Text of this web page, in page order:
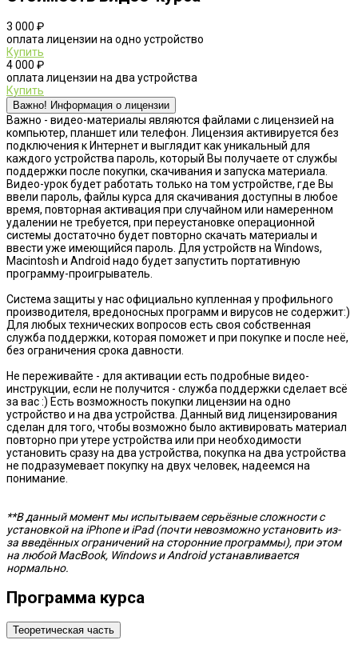
3 000 ₽
оплата лицензии на одно устройство
Купить
4 000 ₽
оплата лицензии на два устройства
Купить
Важно! Информация о лицензии
Важно - видео-материалы являются файлами с лицензией на
компьютер, планшет или телефон. Лицензия активируется без
подключения к Интернет и выглядит как уникальный для
каждого устройства пароль, который Вы получаете от службы
поддержки после покупки, скачивания и запуска материала.
Видео-урок будет работать только на том устройстве, где Вы
ввели пароль, файлы курса для скачивания доступны в любое
время, повторная активация при случайном или намеренном
удалении не требуется, при переустановке операционной
системы достаточно будет повторно скачать материалы и
ввести уже имеющийся пароль. Для устройств на Windows,
Macintosh и Android надо будет запустить портативную
программу-проигрыватель.
Система защиты у нас официально купленная у профильного
производителя, вредоносных программ и вирусов не содержит:)
Для любых технических вопросов есть своя собственная
служба поддержки, которая поможет и при покупке и после неё,
без ограничения срока давности.
Не переживайте - для активации есть подробные видео-
инструкции, если не получится - служба поддержки сделает всё
за вас :) Есть возможность покупки лицензии на одно
устройство и на два устройства. Данный вид лицензирования
сделан для того, чтобы возможно было активировать материал
повторно при утере устройства или при необходимости
установить сразу на два устройства, покупка на два устройства
не подразумевает покупку на двух человек, надеемся на
понимание.
**В данный момент мы испытываем серьёзные сложности с
установкой на iPhone и iPad (почти невозможно установить из-
за введённых ограничений на сторонние программы), при этом
на любой MacBook, Windows и Android устанавливается
нормально.
Программа курса
Теоретическая часть